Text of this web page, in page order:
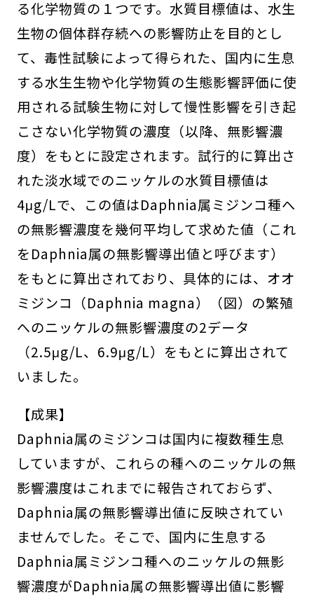
る化学物質の１つです。水質目標値は、水生
生物の個体群存続への影響防止を目的とし
て、毒性試験によって得られた、国内に生息
する水生生物や化学物質の生態影響評価に使
用される試験生物に対して慢性影響を引き起
こさない化学物質の濃度（以降、無影響濃
度）をもとに設定されます。試行的に算出さ
れた淡水域でのニッケルの水質目標値は
4μg/Lで、この値はDaphnia属ミジンコ種へ
の無影響濃度を幾何平均して求めた値（これ
をDaphnia属の無影響導出値と呼びます）
をもとに算出されており、具体的には、オオ
ミジンコ（Daphnia magna）（図）の繁殖
へのニッケルの無影響濃度の2データ
（2.5μg/L、6.9μg/L）をもとに算出されて
いました。
【成果】
Daphnia属のミジンコは国内に複数種生息
していますが、これらの種へのニッケルの無
影響濃度はこれまでに報告されておらず、
Daphnia属の無影響導出値に反映されてい
ませんでした。そこで、国内に生息する
Daphnia属ミジンコ種へのニッケルの無影
響濃度がDaphnia属の無影響導出値に影響